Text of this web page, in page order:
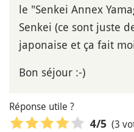
le "Senkei Annex
Senkei (ce sont juste
japonaise et ça fait
Bon séjour :-)
Réponse utile ?
4/5 (3